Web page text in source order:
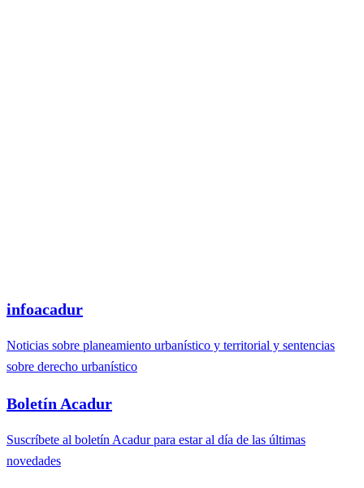
infoacadur
Noticias sobre planeamiento urbanístico y territorial y sentencias
sobre derecho urbanístico
Boletín Acadur
Suscríbete al boletín Acadur para estar al día de las últimas
novedades